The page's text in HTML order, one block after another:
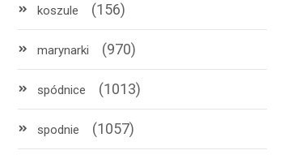
koszule (156)
marynarki (970)
spódnice (1013)
spodnie (1057)